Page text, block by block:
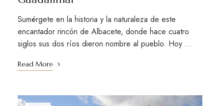
Sumérgete en la historia y la naturaleza de este
encantador rincón de Albacete, donde hace cuatro
siglos sus dos ríos dieron nombre al pueblo. Hoy …
Read More